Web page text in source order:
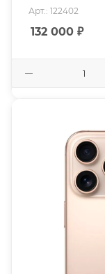
Арт.: 122402
132 000 ₽